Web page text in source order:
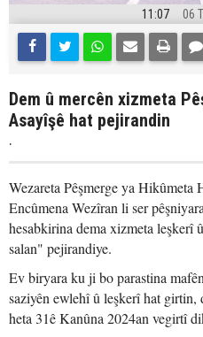
11:07 06
Dem û mercên xizmeta
Asayîşê hat pejirandin
.
Wezareta Pêşmerge ya Hikûmeta
Encûmena Wezîran li ser
hesabkirina dema xizmeta leşkerî
salan" pejirandiye.
Ev biryara ku ji bo parastina
saziyên ewlehî û leşkerî hat
heta 31ê Kanûna 2024an vegirtî